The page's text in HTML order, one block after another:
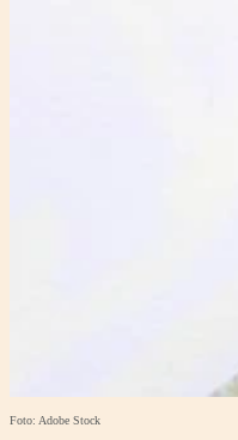
Foto: Adobe Stock